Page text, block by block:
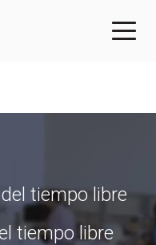
tiempo libre
tiempo libre